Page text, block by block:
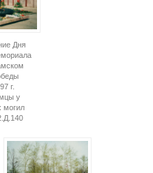
Дня
г.
у
могил